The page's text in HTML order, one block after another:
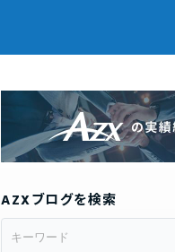
AZXブログを検索